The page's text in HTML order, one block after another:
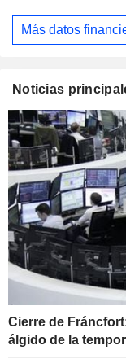
Más datos
Noticias
Cierre de
álgido de la